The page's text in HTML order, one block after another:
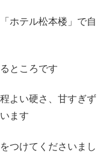
ホテル松本楼」で自
ところです
よい硬さ、甘すぎず
ます
つけてくださいまし